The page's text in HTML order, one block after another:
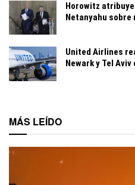
Horowitz
Netanyahu sobre
United Airlines
Newark y Tel
MÁS LEÍDO